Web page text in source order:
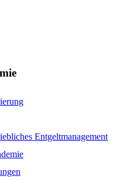
Entgeltmanagement